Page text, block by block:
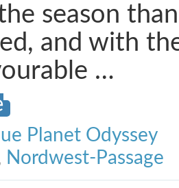
season
and with
…
Planet Odyssey
Nordwest-Passage